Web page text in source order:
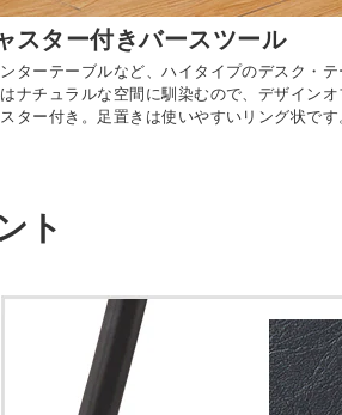
スター付きバースツール
ターテーブルなど、ハイタイプのデスク・
ナチュラルな空間に馴染むので、デザイン
ター付き。足置きは使いやすいリング状です
ト